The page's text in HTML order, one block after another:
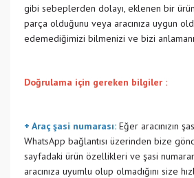
gibi sebeplerden dolayı, eklenen bir
parça olduğunu veya aracınıza uygun
edemediğimizi bilmenizi ve bizi
Doğrulama için gereken bilgiler :
+ Araç şasi numarası: Eğer aracınızın
WhatsApp bağlantısı üzerinden bize
sayfadaki ürün özellikleri ve şasi
aracınıza uyumlu olup olmadığını size